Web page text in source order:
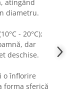
atingând
diametru.
- 20°C);
dar
deschise.
o înflorire
forma sferică